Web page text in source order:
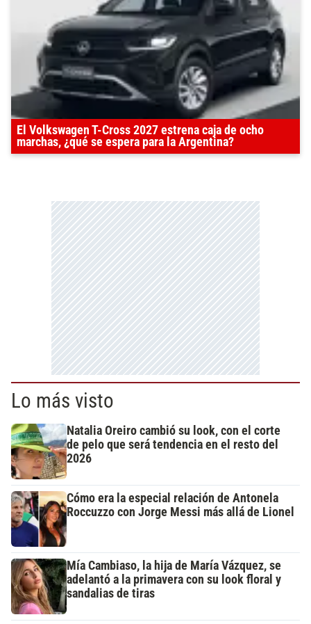
El Volkswagen T-Cross 2027 estrena caja de ocho
marchas, ¿qué se espera para la Argentina?
Lo más visto
Natalia Oreiro cambió su look, con el corte
de pelo que será tendencia en el resto del
2026
Cómo era la especial relación de Antonela
Roccuzzo con Jorge Messi más allá de Lionel
Mía Cambiaso, la hija de María Vázquez, se
adelantó a la primavera con su look floral y
sandalias de tiras